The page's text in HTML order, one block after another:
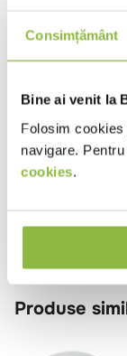
Consimțământ
Bine ai venit la
Folosim
navigare.
cookies.
Produse